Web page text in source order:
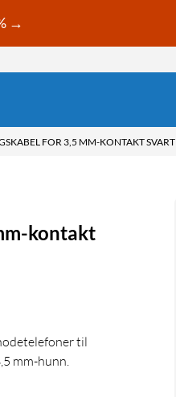
→
FOR 3,5 MM-KONTAKT SVART
kontakt
til
mm-hunn.